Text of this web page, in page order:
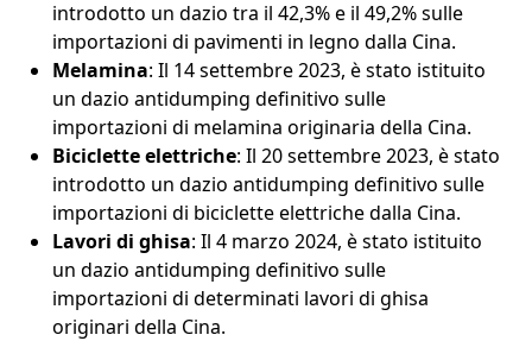
introdotto un dazio tra il 42,3% e il 49,2% sulle
importazioni di pavimenti in legno dalla Cina.
Melamina: Il 14 settembre 2023, è stato istituito
un dazio antidumping definitivo sulle
importazioni di melamina originaria della Cina.
Biciclette elettriche: Il 20 settembre 2023, è stato
introdotto un dazio antidumping definitivo sulle
importazioni di biciclette elettriche dalla Cina.
Lavori di ghisa: Il 4 marzo 2024, è stato istituito
un dazio antidumping definitivo sulle
importazioni di determinati lavori di ghisa
originari della Cina.